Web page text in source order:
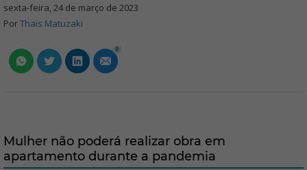
sexta-feira, 24 de março de 2023
PorThais Matuzaki
0
Mulher não poderá realizar obra em
apartamento durante a pandemia